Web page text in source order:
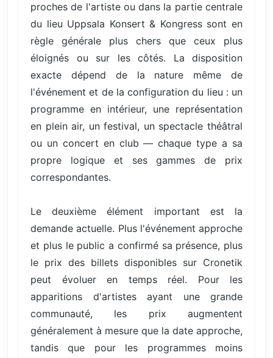
proches de l'artiste ou dans la partie centrale
du lieu Uppsala Konsert & Kongress sont en
règle générale plus chers que ceux plus
éloignés ou sur les côtés. La disposition
exacte dépend de la nature même de
l'événement et de la configuration du lieu : un
programme en intérieur, une représentation
en plein air, un festival, un spectacle théâtral
ou un concert en club — chaque type a sa
propre logique et ses gammes de prix
correspondantes.
Le deuxième élément important est la
demande actuelle. Plus l'événement approche
et plus le public a confirmé sa présence, plus
le prix des billets disponibles sur Cronetik
peut évoluer en temps réel. Pour les
apparitions d'artistes ayant une grande
communauté, les prix augmentent
généralement à mesure que la date approche,
tandis que pour les programmes moins